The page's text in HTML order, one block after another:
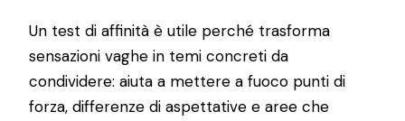
Un test di affinità è utile perché trasforma
sensazioni vaghe in temi concreti da
condividere: aiuta a mettere a fuoco punti di
forza, differenze di aspettative e aree che